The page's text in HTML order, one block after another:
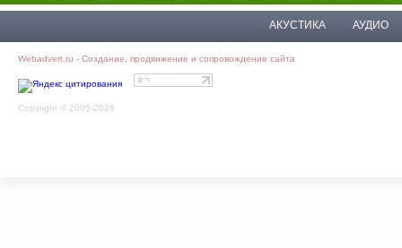
АКУСТИКА АУДИО
Webadvert.ru - Создание, продвижение и сопровождение сайта
Copyright © 2005-2026